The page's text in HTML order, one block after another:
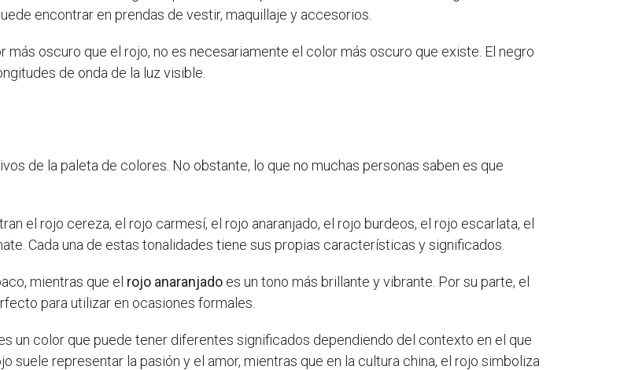
encontrar en prendas de vestir, maquillaje y accesorios.
más oscuro que el rojo, no es necesariamente el color más oscuro que existe. El negro
de onda de la luz visible.
de la paleta de colores. No obstante, lo que no muchas personas saben es que
el rojo cereza, el rojo carmesí, el rojo anaranjado, el rojo burdeos, el rojo escarlata, el
Cada una de estas tonalidades tiene sus propias características y significados.
mientras que el rojo anaranjado es un tono más brillante y vibrante. Por su parte, el
para utilizar en ocasiones formales.
un color que puede tener diferentes significados dependiendo del contexto en el que
suele representar la pasión y el amor, mientras que en la cultura china, el rojo simboliza